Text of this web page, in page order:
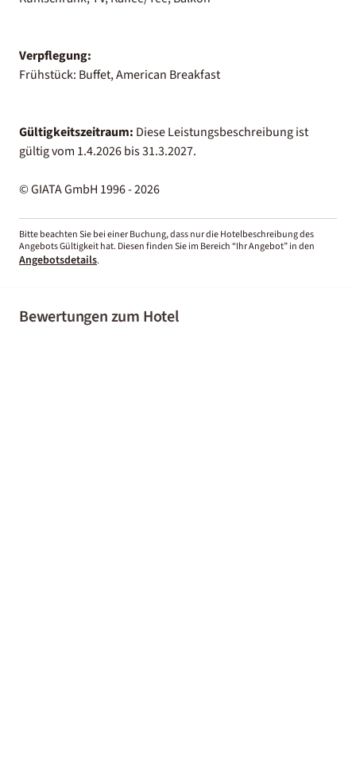
Verpflegung:
Frühstück: Buffet, American Breakfast
Gültigkeitszeitraum: Diese Leistungsbeschreibung ist
gültig vom 1.4.2026 bis 31.3.2027.
© GIATA GmbH 1996 - 2026
Bitte beachten Sie bei einer Buchung, dass nur die Hotelbeschreibung des
Angebots Gültigkeit hat. Diesen finden Sie im Bereich “Ihr Angebot” in den
Angebotsdetails.
Bewertungen zum Hotel